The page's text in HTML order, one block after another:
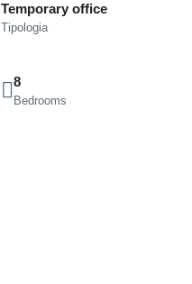
Temporary office
Tipologia
8
Bedrooms